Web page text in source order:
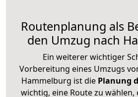
Routenplanung als
den Umzug nach
Ein weiterer wichtiger
Vorbereitung eines Umzugs
Hammelburg ist die Planung
wichtig, eine Route zu